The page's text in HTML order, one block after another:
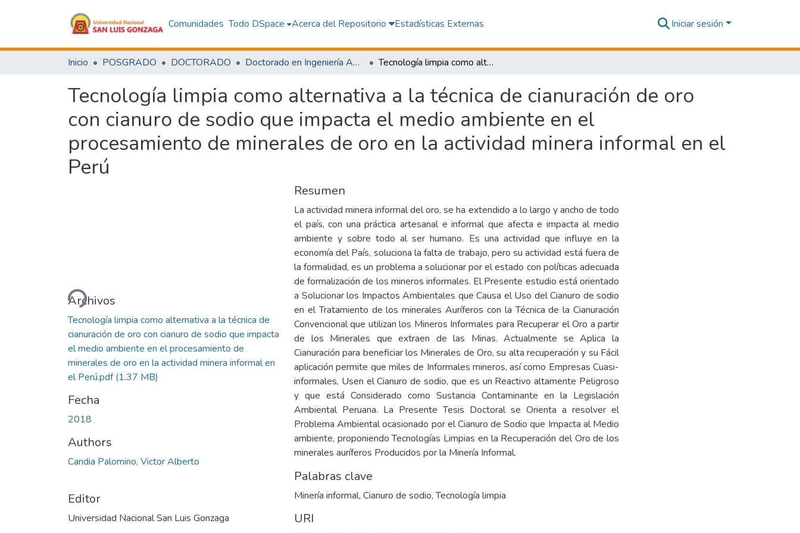
Comunidades Todo DSpace Acerca del Repositorio Estadísticas Externas Iniciar sesión
Inicio POSGRADO DOCTORADO Doctorado en Ingeniería Ambiental y Sanitaria Tecnología limpia como alternativa a la técnica de cianuración de oro con cianuro de sodio que impacta el medio ambiente en el procesamiento de minerales de oro en la actividad minera informal en el Perú
Tecnología limpia como alternativa a la técnica de cianuración de oro
con cianuro de sodio que impacta el medio ambiente en el
procesamiento de minerales de oro en la actividad minera informal en el
Perú
Cargando...
Archivos
Tecnología limpia como alternativa a la técnica de
cianuración de oro con cianuro de sodio que impacta
el medio ambiente en el procesamiento de
minerales de oro en la actividad minera informal en
el Perú.pdf(1.37 MB)
Fecha
2018
Authors
Candia Palomino, Victor Alberto
Editor
Universidad Nacional San Luis Gonzaga
Resumen
La actividad minera informal del oro, se ha extendido a lo largo y ancho de todo
el país, con una práctica artesanal e informal que afecta e impacta al medio
ambiente y sobre todo al ser humano. Es una actividad que influye en la
economía del País, soluciona la falta de trabajo, pero su actividad está fuera de
la formalidad, es un problema a solucionar por el estado con políticas adecuada
de formalización de los mineros informales. El Presente estudio está orientado
a Solucionar los Impactos Ambientales que Causa el Uso del Cianuro de sodio
en el Tratamiento de los minerales Auríferos con la Técnica de la Cianuración
Convencional que utilizan los Mineros Informales para Recuperar el Oro a partir
de los Minerales que extraen de las Minas. Actualmente se Aplica la
Cianuración para beneficiar los Minerales de Oro, su alta recuperación y su Fácil
aplicación permite que miles de Informales mineros, así como Empresas Cuasi-
informales, Usen el Cianuro de sodio, que es un Reactivo altamente Peligroso
y que está Considerado como Sustancia Contaminante en la Legislación
Ambiental Peruana. La Presente Tesis Doctoral se Orienta a resolver el
Problema Ambiental ocasionado por el Cianuro de Sodio que Impacta al Medio
ambiente, proponiendo Tecnologías Limpias en la Recuperación del Oro de los
minerales auríferos Producidos por la Minería Informal.
Palabras clave
Minería informal, Cianuro de sodio,Tecnología limpia
URI